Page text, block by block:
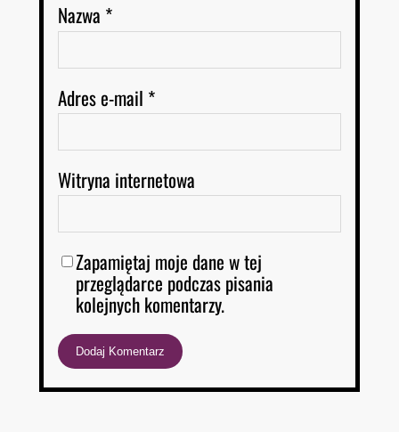
Nazwa *
Adres e-mail *
Witryna internetowa
Zapamiętaj moje dane w tej
przeglądarce podczas pisania
kolejnych komentarzy.